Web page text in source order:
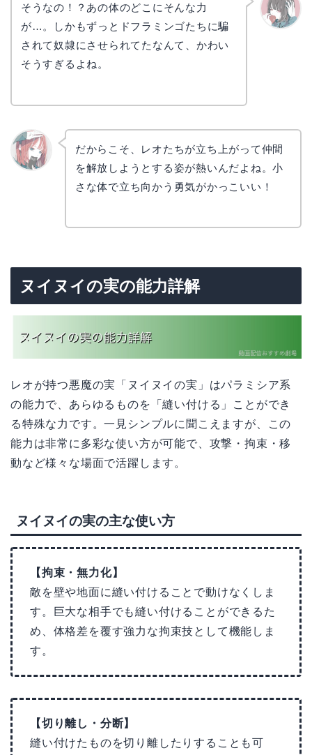
そうなの！？あの体のどこにそんな力
が…。しかもずっとドフラミンゴたちに騙
されて奴隷にさせられてたなんて、かわい
そうすぎるよね。
だからこそ、レオたちが立ち上がって仲間
を解放しようとする姿が熱いんだよね。小
さな体で立ち向かう勇気がかっこいい！
ヌイヌイの実の能力詳解
レオが持つ悪魔の実「ヌイヌイの実」はパラミシア系
の能力で、あらゆるものを「縫い付ける」ことができ
る特殊な力です。一見シンプルに聞こえますが、この
能力は非常に多彩な使い方が可能で、攻撃・拘束・移
動など様々な場面で活躍します。
ヌイヌイの実の主な使い方
【拘束・無力化】
敵を壁や地面に縫い付けることで動けなくしま
す。巨大な相手でも縫い付けることができるた
め、体格差を覆す強力な拘束技として機能しま
す。
【切り離し・分断】
縫い付けたものを切り離したりすることも可